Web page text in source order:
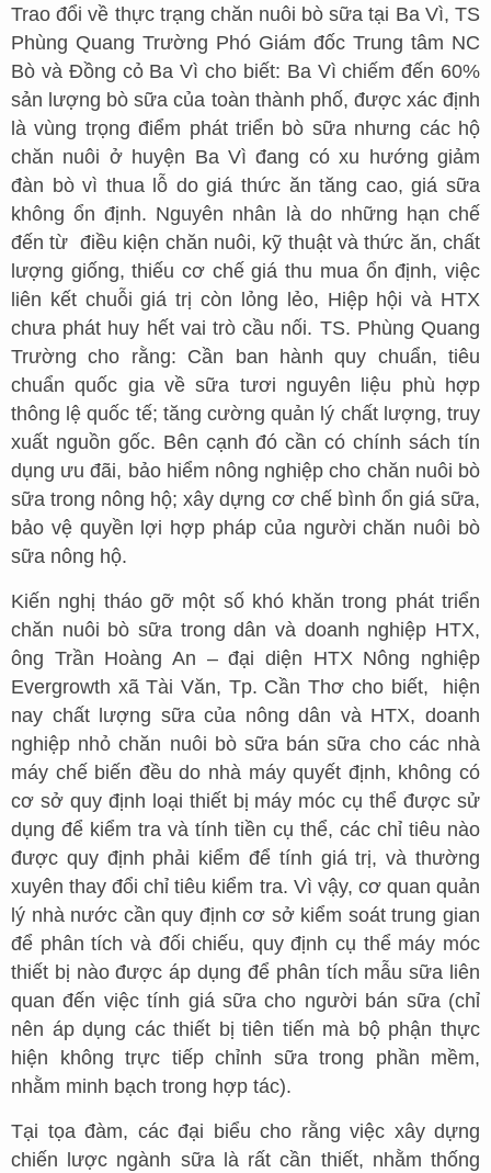
Trao đổi về thực trạng chăn nuôi bò sữa tại Ba Vì, TS
Phùng Quang Trường Phó Giám đốc Trung tâm NC
Bò và Đồng cỏ Ba Vì cho biết: Ba Vì chiếm đến 60%
sản lượng bò sữa của toàn thành phố, được xác định
là vùng trọng điểm phát triển bò sữa nhưng các hộ
chăn nuôi ở huyện Ba Vì đang có xu hướng giảm
đàn bò vì thua lỗ do giá thức ăn tăng cao, giá sữa
không ổn định. Nguyên nhân là do những hạn chế
đến từ điều kiện chăn nuôi, kỹ thuật và thức ăn, chất
lượng giống, thiếu cơ chế giá thu mua ổn định, việc
liên kết chuỗi giá trị còn lỏng lẻo, Hiệp hội và HTX
chưa phát huy hết vai trò cầu nối. TS. Phùng Quang
Trường cho rằng: Cần ban hành quy chuẩn, tiêu
chuẩn quốc gia về sữa tươi nguyên liệu phù hợp
thông lệ quốc tế; tăng cường quản lý chất lượng, truy
xuất nguồn gốc. Bên cạnh đó cần có chính sách tín
dụng ưu đãi, bảo hiểm nông nghiệp cho chăn nuôi bò
sữa trong nông hộ; xây dựng cơ chế bình ổn giá sữa,
bảo vệ quyền lợi hợp pháp của người chăn nuôi bò
sữa nông hộ.
Kiến nghị tháo gỡ một số khó khăn trong phát triển
chăn nuôi bò sữa trong dân và doanh nghiệp HTX,
ông Trần Hoàng An – đại diện HTX Nông nghiệp
Evergrowth xã Tài Văn, Tp. Cần Thơ cho biết, hiện
nay chất lượng sữa của nông dân và HTX, doanh
nghiệp nhỏ chăn nuôi bò sữa bán sữa cho các nhà
máy chế biến đều do nhà máy quyết định, không có
cơ sở quy định loại thiết bị máy móc cụ thể được sử
dụng để kiểm tra và tính tiền cụ thể, các chỉ tiêu nào
được quy định phải kiểm để tính giá trị, và thường
xuyên thay đổi chỉ tiêu kiểm tra. Vì vậy, cơ quan quản
lý nhà nước cần quy định cơ sở kiểm soát trung gian
để phân tích và đối chiếu, quy định cụ thể máy móc
thiết bị nào được áp dụng để phân tích mẫu sữa liên
quan đến việc tính giá sữa cho người bán sữa (chỉ
nên áp dụng các thiết bị tiên tiến mà bộ phận thực
hiện không trực tiếp chỉnh sữa trong phần mềm,
nhằm minh bạch trong hợp tác).
Tại tọa đàm, các đại biểu cho rằng việc xây dựng
chiến lược ngành sữa là rất cần thiết, nhằm thống